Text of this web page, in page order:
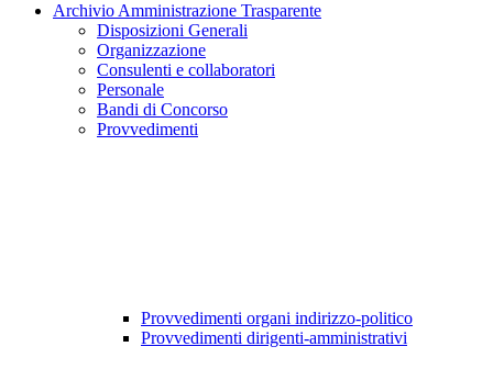
Archivio Amministrazione Trasparente
Disposizioni Generali
Organizzazione
Consulenti e collaboratori
Personale
Bandi di Concorso
Provvedimenti
Provvedimenti organi indirizzo-politico
Provvedimenti dirigenti-amministrativi